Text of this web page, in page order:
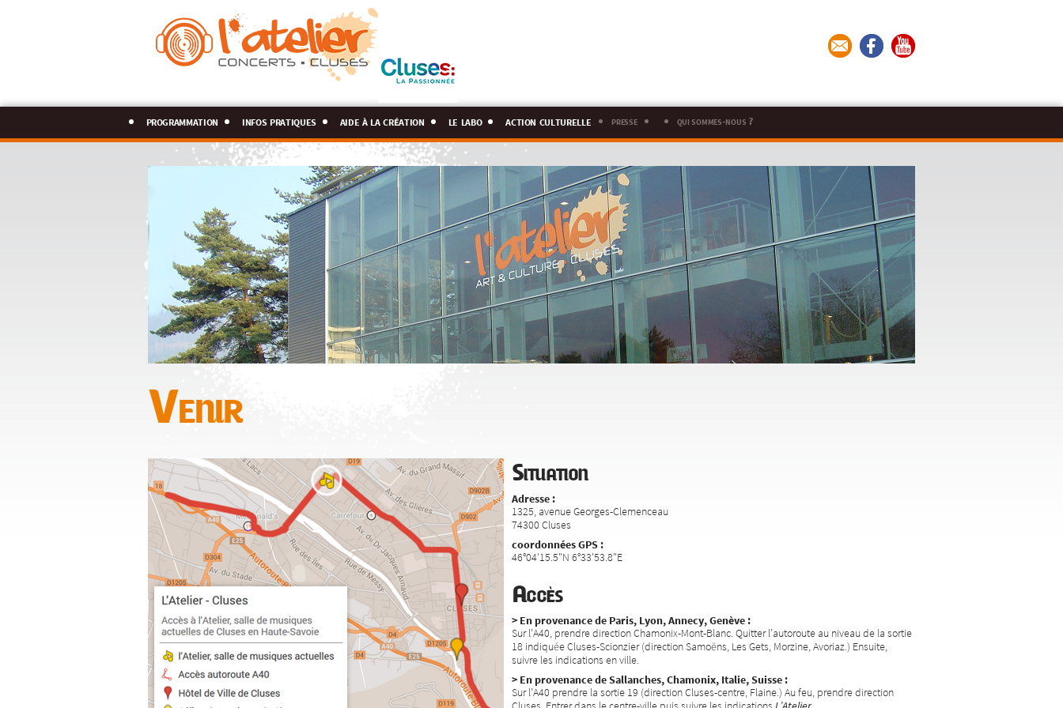
programmation infos pratiques aide à la création le labo action culturelle presse qui sommes-nous ?
Venir
Situation
Adresse :
1325, avenue Georges-Clemenceau
74300 Cluses
coordonnées GPS :
46°04'15.5"N 6°33'53.8"E
Accès
> En provenance de Paris, Lyon, Annecy, Genève :
Sur l’A40, prendre direction Chamonix-Mont-Blanc. Quitter l’autoroute au niveau de la sortie
18 indiquée Cluses-Scionzier (direction Samoëns, Les Gets, Morzine, Avoriaz.) Ensuite,
suivre les indications en ville.
> En provenance de Sallanches, Chamonix, Italie, Suisse :
Sur l’A40 prendre la sortie 19 (direction Cluses-centre, Flaine.) Au feu, prendre direction
Cluses. Entrer dans le centre-ville puis suivre les indications L’Atelier.